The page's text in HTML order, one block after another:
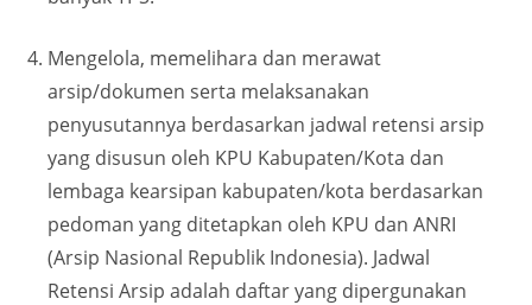
Mengelola, memelihara dan merawat
arsip/dokumen serta melaksanakan
penyusutannya berdasarkan jadwal retensi arsip
yang disusun oleh KPU Kabupaten/Kota dan
lembaga kearsipan kabupaten/kota berdasarkan
pedoman yang ditetapkan oleh KPU dan ANRI
(Arsip Nasional Republik Indonesia). Jadwal
Retensi Arsip adalah daftar yang dipergunakan